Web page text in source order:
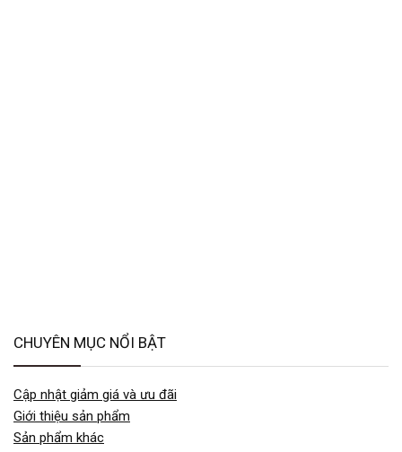
CHUYÊN MỤC NỔI BẬT
Cập nhật giảm giá và ưu đãi
Giới thiệu sản phẩm
Sản phẩm khác